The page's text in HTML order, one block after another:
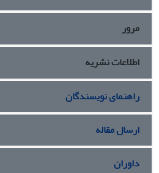
ترکیبات فنولی نشان داد که میزان
و 3 میلی‌گرم بر گرم عصاره خشک)
به دلیل داشتن درصد اسانس بالاتر
فنولی، برای کاربردهای صنعتی،
مناسب‌تر از اندام برگ محسوب می‌شود.
مرور
اطلاعات نشریه
راهنمای نویسندگان
ارسال مقاله
داوران